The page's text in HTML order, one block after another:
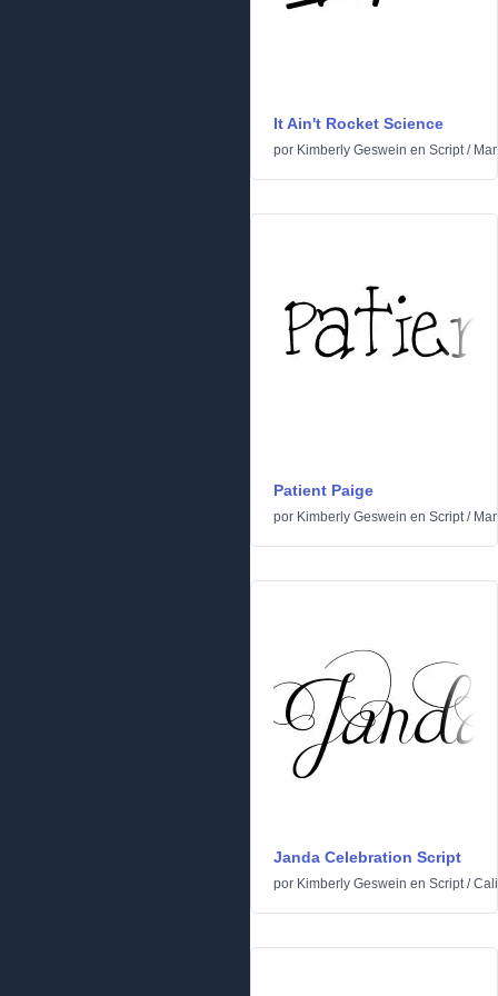
It Ain't Rocket Science
por Kimberly Geswein en Script/
Patient Paige
por Kimberly Geswein en Script/
Janda Celebration Script
por Kimberly Geswein en Script/